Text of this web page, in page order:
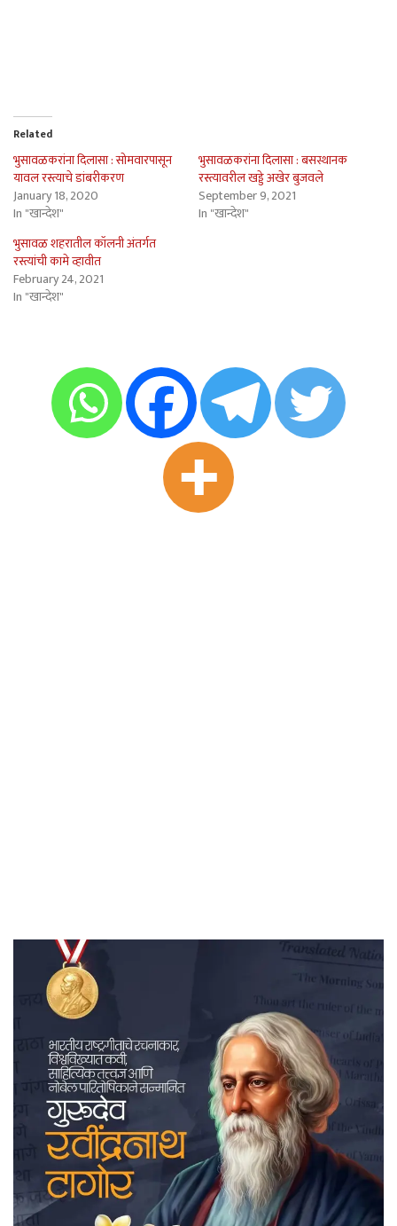
Related
भुसावळकरांना दिलासा : सोमवारपासून
यावल रस्त्याचे डांबरीकरण
January 18, 2020
In "खान्देश"
भुसावळकरांना दिलासा : बसस्थानक
रस्त्यावरील खड्डे अखेर बुजवले
September 9, 2021
In "खान्देश"
भुसावळ शहरातील कॉलनी अंतर्गत
रस्त्यांची कामे व्हावीत
February 24, 2021
In "खान्देश"